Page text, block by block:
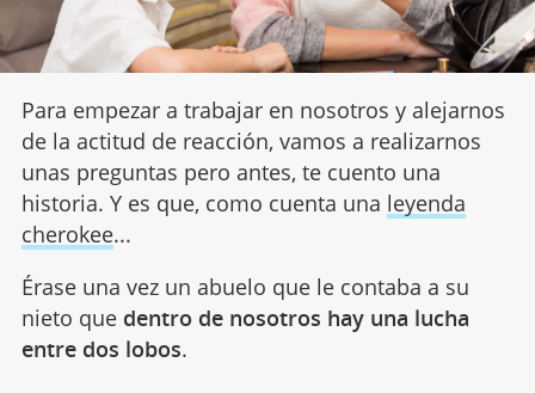
Para empezar a trabajar en nosotros y alejarnos
de la actitud de reacción, vamos a realizarnos
unas preguntas pero antes, te cuento una
historia. Y es que, como cuenta una leyenda
cherokee...
Érase una vez un abuelo que le contaba a su
nieto que dentro de nosotros hay una lucha
entre dos lobos.